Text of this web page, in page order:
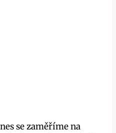
se zaměříme na